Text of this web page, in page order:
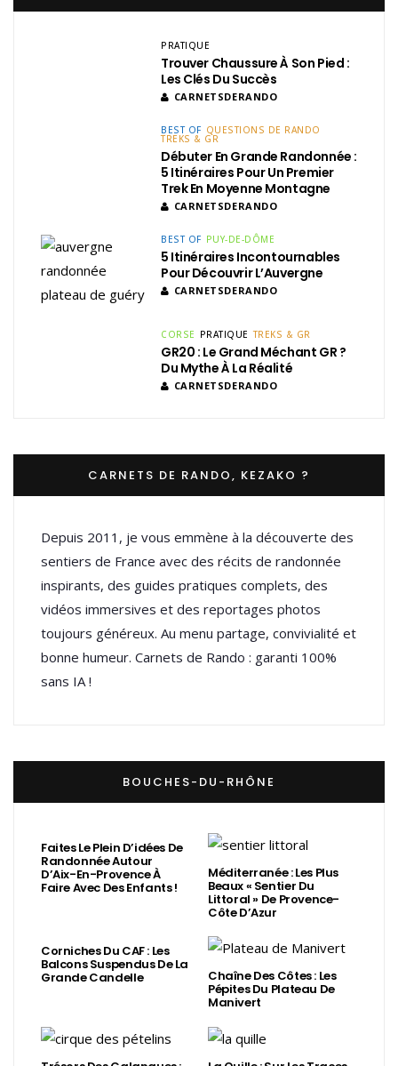
PRATIQUE
Trouver Chaussure À Son Pied :
Les Clés Du Succès
CARNETSDERANDO
BEST OF QUESTIONS DE RANDO
TREKS & GR
Débuter En Grande Randonnée :
5 Itinéraires Pour Un Premier
Trek En Moyenne Montagne
CARNETSDERANDO
BEST OF PUY-DE-DÔME
5 Itinéraires Incontournables
Pour Découvrir L’Auvergne
CARNETSDERANDO
CORSE PRATIQUE TREKS & GR
GR20 : Le Grand Méchant GR ?
Du Mythe À La Réalité
CARNETSDERANDO
CARNETS DE RANDO, KEZAKO ?
Depuis 2011, je vous emmène à la découverte des
sentiers de France avec des récits de randonnée
inspirants, des guides pratiques complets, des
vidéos immersives et des reportages photos
toujours généreux. Au menu partage, convivialité et
bonne humeur. Carnets de Rando : garanti 100%
sans IA !
BOUCHES-DU-RHÔNE
Faites Le Plein D’idées De
Randonnée Autour
D’Aix-En-Provence À
Faire Avec Des Enfants !
Méditerranée : Les Plus
Beaux « Sentier Du
Littoral » De Provence-
Côte D’Azur
Corniches Du CAF : Les
Balcons Suspendus De La
Grande Candelle Chaîne Des Côtes : Les
Pépites Du Plateau De
Manivert